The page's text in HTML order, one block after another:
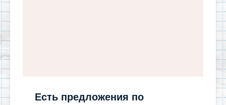
Есть предложения по